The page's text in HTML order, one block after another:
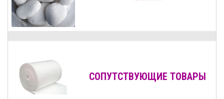
СОПУТСТВУЮЩИЕ ТОВАРЫ